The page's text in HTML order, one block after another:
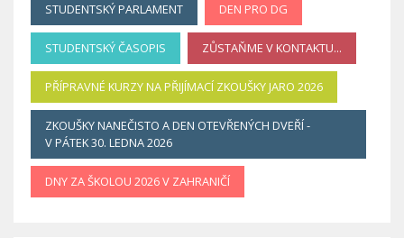
STUDENTSKÝ PARLAMENT DEN PRO DG
STUDENTSKÝ ČASOPIS ZŮSTAŇME V KONTAKTU...
PŘÍPRAVNÉ KURZY NA PŘIJÍMACÍ ZKOUŠKY JARO 2026
ZKOUŠKY NANEČISTO A DEN OTEVŘENÝCH DVEŘÍ -
V PÁTEK 30. LEDNA 2026
DNY ZA ŠKOLOU 2026 V ZAHRANIČÍ